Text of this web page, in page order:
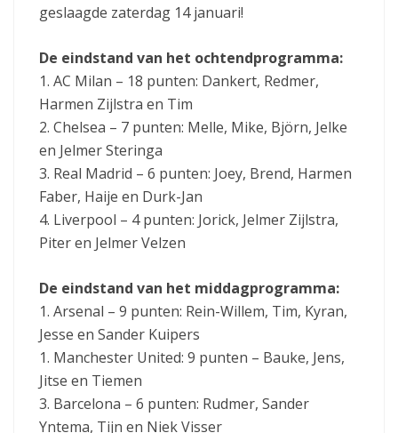
geslaagde zaterdag 14 januari!
De eindstand van het ochtendprogramma:
1. AC Milan – 18 punten: Dankert, Redmer,
Harmen Zijlstra en Tim
2. Chelsea – 7 punten: Melle, Mike, Björn, Jelke
en Jelmer Steringa
3. Real Madrid – 6 punten: Joey, Brend, Harmen
Faber, Haije en Durk-Jan
4. Liverpool – 4 punten: Jorick, Jelmer Zijlstra,
Piter en Jelmer Velzen
De eindstand van het middagprogramma:
1. Arsenal – 9 punten: Rein-Willem, Tim, Kyran,
Jesse en Sander Kuipers
1. Manchester United: 9 punten – Bauke, Jens,
Jitse en Tiemen
3. Barcelona – 6 punten: Rudmer, Sander
Yntema, Tijn en Niek Visser